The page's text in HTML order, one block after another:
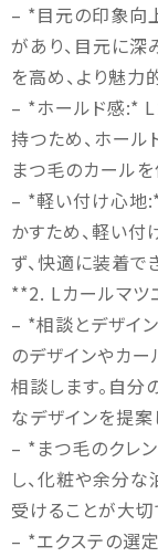
– *目元の印象向
があり、目元に深
を高め、より魅力
– *ホールド感:* L
持つため、ホール
まつ毛のカールを
– *軽い付け心地
かすため、軽い
ず、快適に装着で
**2. Lカールマツ
– *相談とデザイ
のデザインやカ
相談します。自分
なデザインを提案
– *まつ毛のクレ
し、化粧や余分
受けることが大切
– *エクステの選